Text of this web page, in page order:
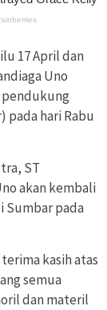
17 April dan
Uno
pendukung
pada hari Rabu
ST
akan kembali
Sumbar pada
kasih atas
semua
dan materil